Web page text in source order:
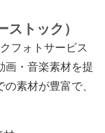
トック）
フォトサービス
画・音楽素材を提
素材が豊富で、